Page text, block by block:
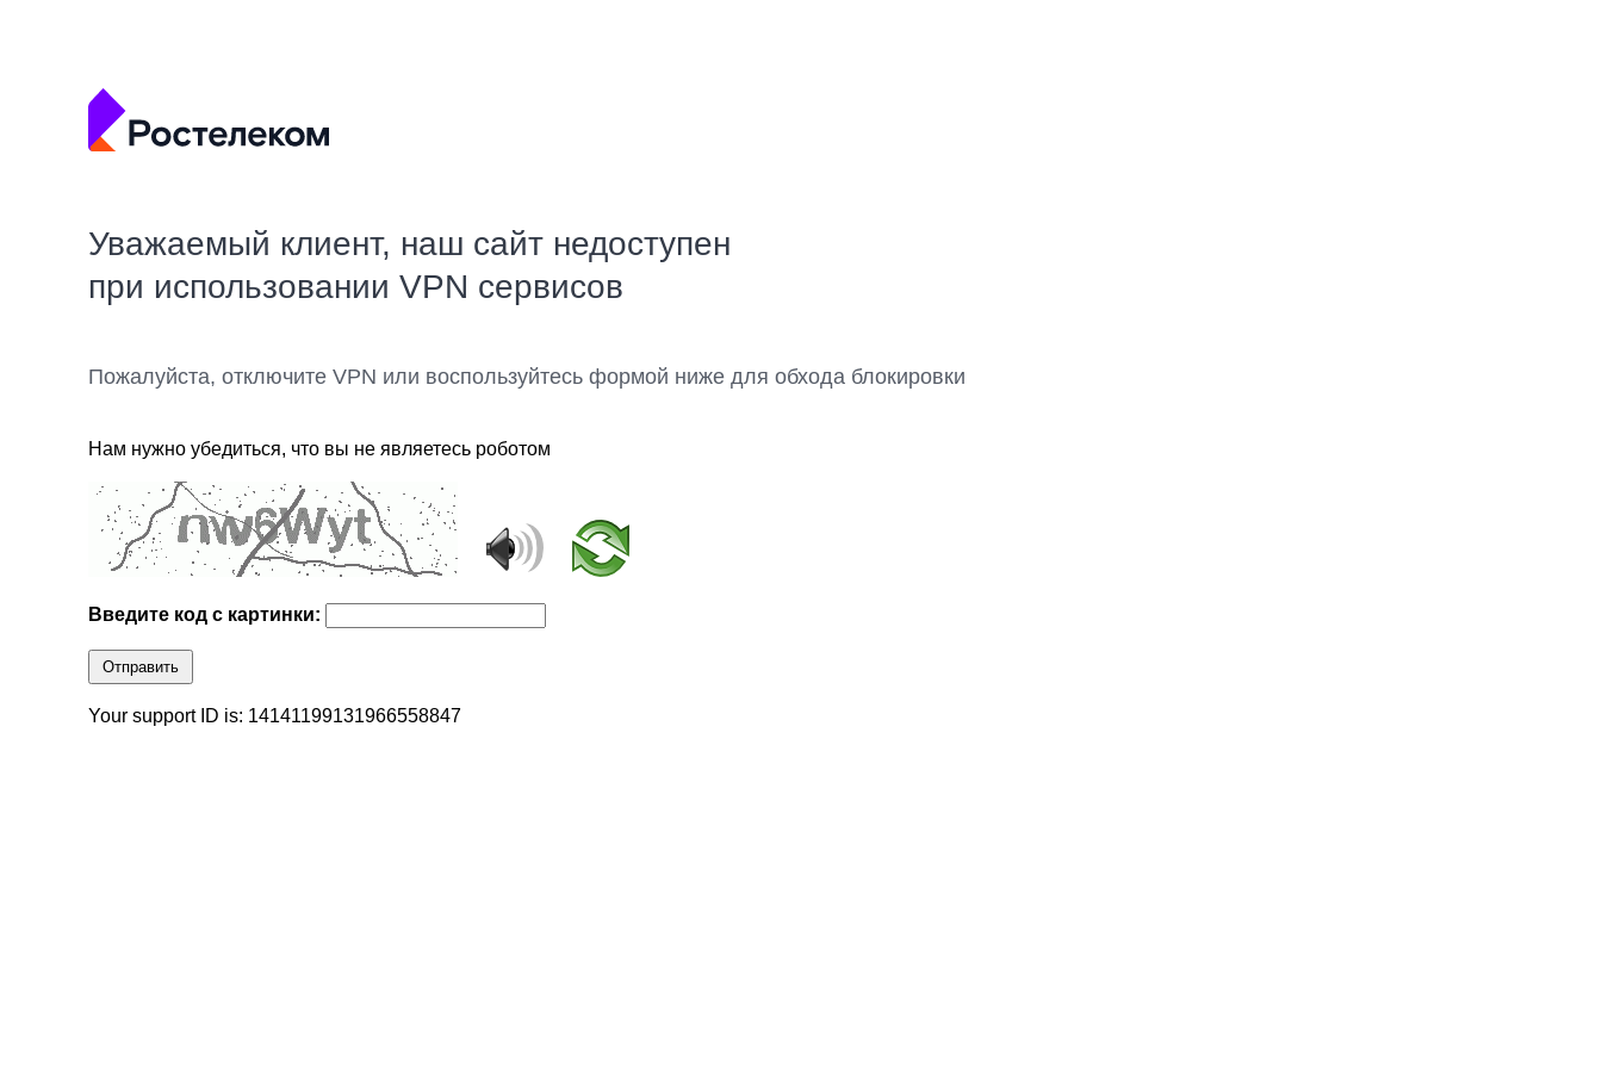
Уважаемый клиент, наш сайт недоступен
при использовании VPN сервисов
Пожалуйста, отключите VPN или воспользуйтесь формой ниже для обхода блокировки
Нам нужно убедиться, что вы не являетесь роботом
Введите код с картинки:
Отправить
Your support ID is: 14141199131966558847